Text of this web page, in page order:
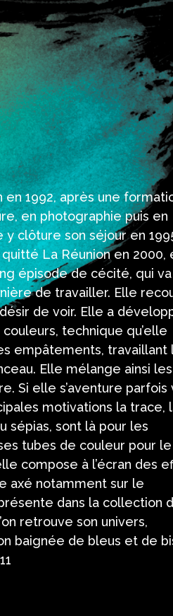
en 1992, après une
en photographie puis en
clôture son séjour en
La Réunion en 2000,
épisode de cécité, qui va
de travailler. Elle
de voir. Elle a
technique qu’elle
empâtements, travaillant
Elle mélange ainsi les
Si elle s’aventure parfois
motivations la trace,
sépias, sont là pour les
tubes de couleur pour le
compose à l’écran des
axé notamment sur le
dans la collection
retrouve son univers,
baignée de bleus et de